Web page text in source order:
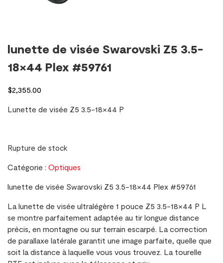
lunette de visée Swarovski Z5 3.5-
18×44 Plex #59761
$2,355.00
Lunette de visée Z5 3.5-18×44 P
Rupture de stock
Catégorie : Optiques
lunette de visée Swarovski Z5 3.5-18×44 Plex #59761
La lunette de visée ultralégère 1 pouce Z5 3.5-18×44 P L
se montre parfaitement adaptée au tir longue distance
précis, en montagne ou sur terrain escarpé. La correction
de parallaxe latérale garantit une image parfaite, quelle que
soit la distance à laquelle vous vous trouvez. La tourelle